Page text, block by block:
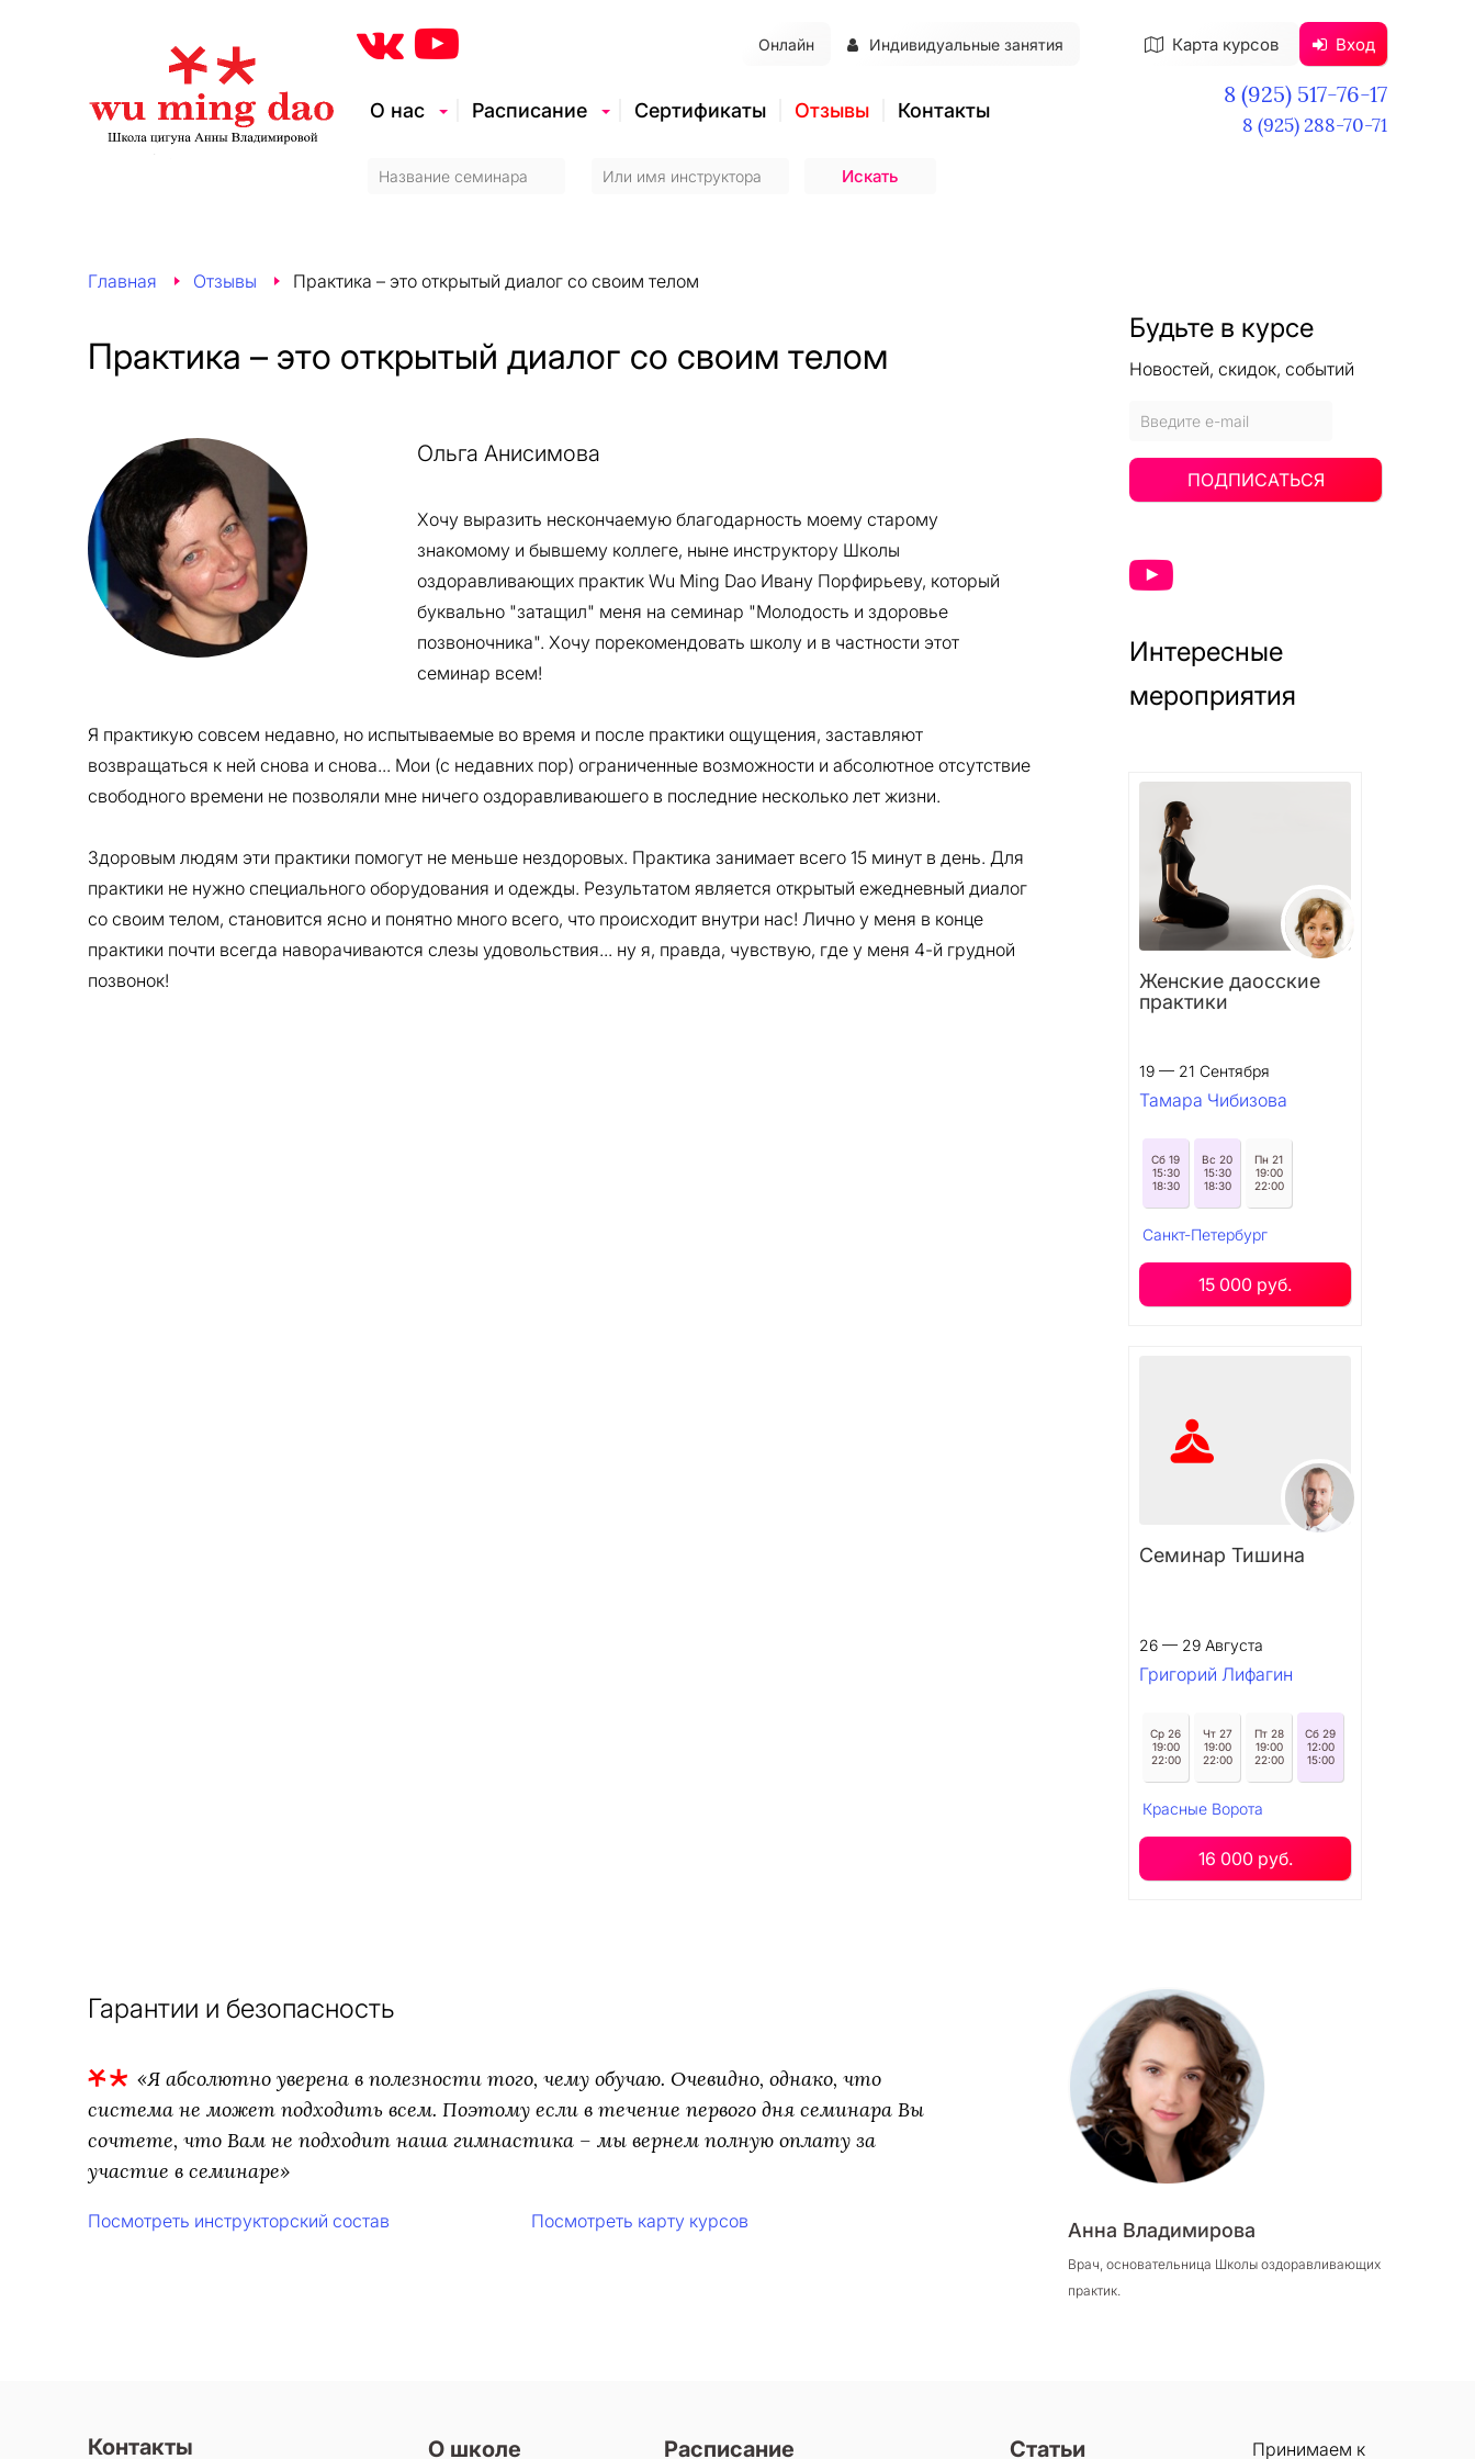
О нас Расписание Сертификаты Отзывы Контакты
Карта курсов Вход
Онлайн Индивидуальные занятия
8 (925) 517-76-17
8 (925) 288-70-71
Главная Отзывы Практика – это открытый диалог со своим телом
Практика – это открытый диалог со своим телом
Ольга Анисимова
Хочу выразить нескончаемую благодарность моему старому
знакомому и бывшему коллеге, ныне инструктору Школы
оздоравливающих практик Wu Ming Dao Ивану Порфирьеву, который
буквально "затащил" меня на семинар "Молодость и здоровье
позвоночника". Хочу порекомендовать школу и в частности этот
семинар всем!
Я практикую совсем недавно, но испытываемые во время и после практики ощущения, заставляют
возвращаться к ней снова и снова... Мои (с недавних пор) ограниченные возможности и абсолютное отсутствие
свободного времени не позволяли мне ничего оздоравливаюшего в последние несколько лет жизни.
Здоровым людям эти практики помогут не меньше нездоровых. Практика занимает всего 15 минут в день. Для
практики не нужно специального оборудования и одежды. Результатом является открытый ежедневный диалог
со своим телом, становится ясно и понятно много всего, что происходит внутри нас! Лично у меня в конце
практики почти всегда наворачиваются слезы удовольствия... ну я, правда, чувствую, где у меня 4-й грудной
позвонок!
Будьте в курсе
Новостей, скидок, событий
ПОДПИСАТЬСЯ
Интересные
мероприятия
Женские даосские
практики
19 — 21 Сентября
Тамара Чибизова
Сб 19
15:30
18:30
Вс 20
15:30
18:30
Пн 21
19:00
22:00
Санкт-Петербург
15 000 руб.
Семинар Тишина
26 — 29 Августа
Григорий Лифагин
Ср 26
19:00
22:00
Чт 27
19:00
22:00
Пт 28
19:00
22:00
Сб 29
12:00
15:00
Красные Ворота
16 000 руб.
Гарантии и безопасность
«Я абсолютно уверена в полезности того, чему обучаю. Очевидно, однако, что
система не может подходить всем. Поэтому если в течение первого дня семинара Вы
сочтете, что Вам не подходит наша гимнастика – мы вернем полную оплату за
участие в семинаре»
Посмотреть инструкторский состав Посмотреть карту курсов Анна Владимирова
Врач, основательница Школы оздоравливающих
практик.
Контакты О школе Расписание Статьи Принимаем к